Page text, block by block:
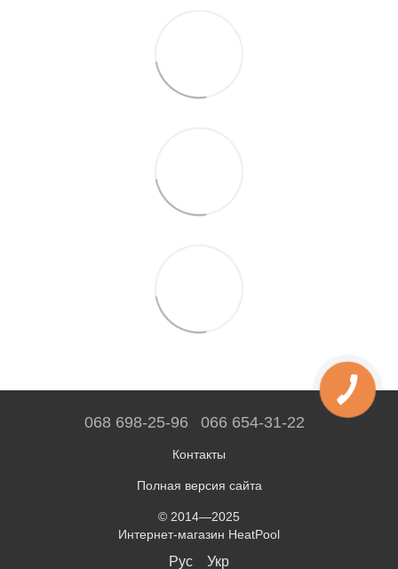
068 698-25-96 066 654-31-22
Контакты
Полная версия сайта
© 2014—2025
Интернет-магазин HeatPool
Рус Укр